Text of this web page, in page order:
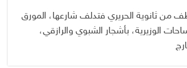
من ثانوية الحريري فتدلف شارعها، المورق
الوزيرية، بأشجار الشبوي والرازقي،